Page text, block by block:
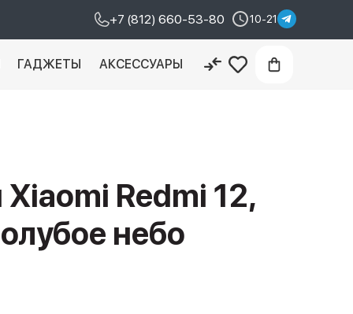
+7 (812) 660-53-80 10-21
ГАДЖЕТЫ АКСЕССУАРЫ
Redmi 12,
небо